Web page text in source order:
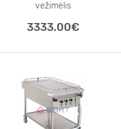
vežimėlis
3333.00€